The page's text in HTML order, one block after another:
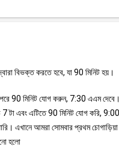
বিভক্ত করতে হবে, যা 90 মিনিট হয়।
90 মিনিট যোগ করুন, 7:30 এএম
7 টা এবং এটিতে 90 মিনিট যোগ করি,
এখানে আমরা সোমবার প্রথম
হলো